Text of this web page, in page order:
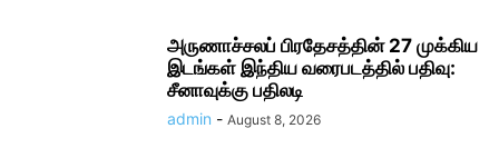
அருணாச்சலப் பிரதேசத்தின் 27 முக்கிய
இடங்கள் இந்திய வரைபடத்தில் பதிவு:
சீனாவுக்கு பதிலடி
admin - August 8, 2026